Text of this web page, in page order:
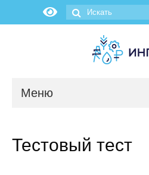
Меню
Тестовый тест